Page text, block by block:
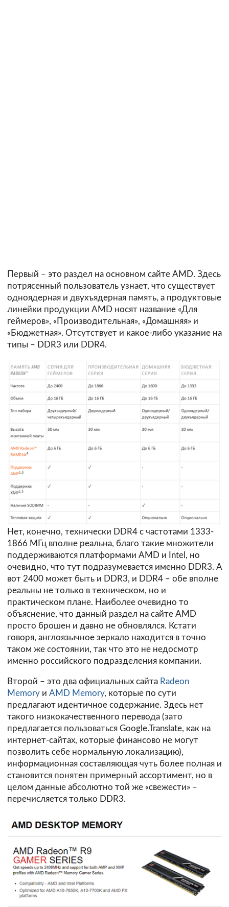
Первый – это раздел на основном сайте AMD. Здесь
потрясенный пользователь узнает, что существует
одноядерная и двухъядерная память, а продуктовые
линейки продукции AMD носят название «Для
геймеров», «Производительная», «Домашняя» и
«Бюджетная». Отсутствует и какое-либо указание на
типы – DDR3 или DDR4.
Нет, конечно, технически DDR4 с частотами 1333-
1866 МГц вполне реальна, благо такие множители
поддерживаются платформами AMD и Intel, но
очевидно, что тут подразумевается именно DDR3. А
вот 2400 может быть и DDR3, и DDR4 – обе вполне
реальны не только в техническом, но и
практическом плане. Наиболее очевидно то
объяснение, что данный раздел на сайте AMD
просто брошен и давно не обновлялся. Кстати
говоря, англоязычное зеркало находится в точно
таком же состоянии, так что это не недосмотр
именно российского подразделения компании.
Второй – это два официальных сайта Radeon
Memory и AMD Memory, которые по сути
предлагают идентичное содержание. Здесь нет
такого низкокачественного перевода (зато
предлагается пользоваться Google.Translate, как на
интернет-сайтах, которые финансово не могут
позволить себе нормальную локализацию),
информационная составляющая чуть более полная и
становится понятен примерный ассортимент, но в
целом данные абсолютно той же «свежести» –
перечисляется только DDR3.